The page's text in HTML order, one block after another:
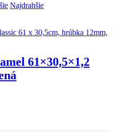
Najdrahšie
61×30,5×1,2